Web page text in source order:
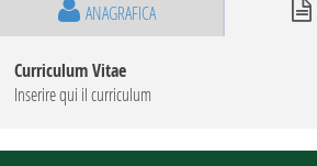
ANAGRAFICA
Curriculum Vitae
Inserire qui il curriculum